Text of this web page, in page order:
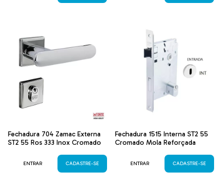
Fechadura 704 Zamac Externa
ST2 55 Ros 333 Inox Cromado
ENTRAR CADASTRE-SE
Fechadura 1515 Interna ST2 55
Cromado Mola Reforçada
ENTRAR CADASTRE-SE